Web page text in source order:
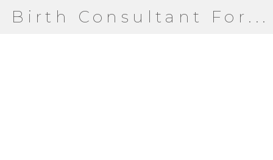
Birth Consultant For...